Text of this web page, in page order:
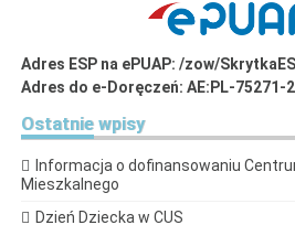
Adres ESP na ePUAP: /zow/
Adres do e-Doręczeń: AE:PL-75271-
Ostatnie wpisy
Informacja o dofinansowaniu
Mieszkalnego
Dzień Dziecka w CUS